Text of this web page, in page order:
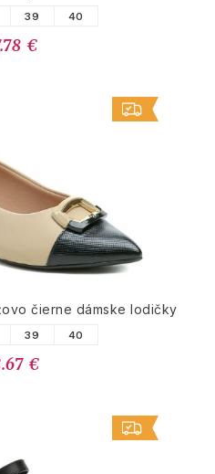
39 40
€
čierne dámske lodičky
39 40
€